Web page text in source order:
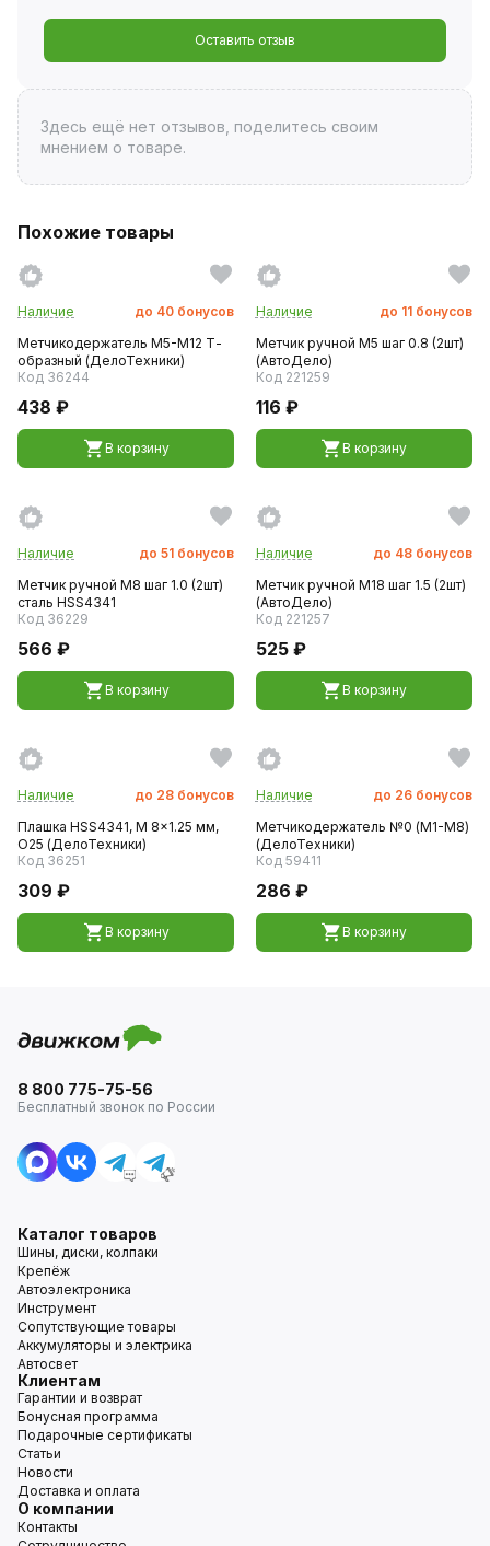
Оставить отзыв
Здесь ещё нет отзывов, поделитесь своим
мнением о товаре.
Похожие товары
Наличие до 40 бонусов
Метчикодержатель М5-М12 Т-
образный (ДелоТехники)
Код 36244
438 ₽
В корзину
Наличие до 11 бонусов
Метчик ручной M5 шаг 0.8 (2шт)
(АвтоДело)
Код 221259
116 ₽
В корзину
Наличие до 51 бонусов
Метчик ручной M8 шаг 1.0 (2шт)
сталь HSS4341
Код 36229
566 ₽
В корзину
Наличие до 48 бонусов
Метчик ручной M18 шаг 1.5 (2шт)
(АвтоДело)
Код 221257
525 ₽
В корзину
Наличие до 28 бонусов
Плашка HSS4341, M 8x1.25 мм,
O25 (ДелоТехники)
Код 36251
309 ₽
В корзину
Наличие до 26 бонусов
Метчикодержатель №0 (М1-M8)
(ДелоТехники)
Код 59411
286 ₽
В корзину
8 800 775-75-56
Бесплатный звонок по России
Каталог товаров
Шины, диски, колпаки
Крепёж
Автоэлектроника
Инструмент
Сопутствующие товары
Аккумуляторы и электрика
Автосвет
Клиентам
Гарантии и возврат
Бонусная программа
Подарочные сертификаты
Статьи
Новости
Доставка и оплата
О компании
Контакты